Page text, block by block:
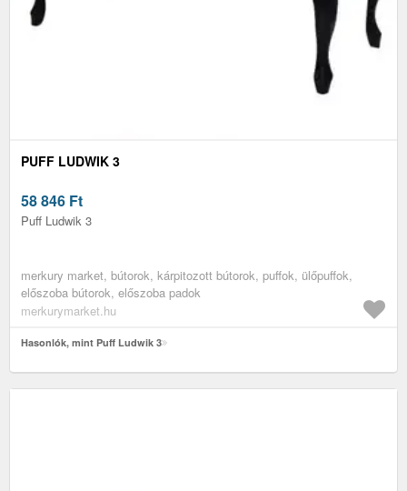
PUFF LUDWIK 3
58 846 Ft
Puff Ludwik 3
merkury market, bútorok, kárpitozott bútorok, puffok, ülőpuffok,
előszoba bútorok, előszoba padok
merkurymarket.hu
Hasonlók, mint Puff Ludwik 3